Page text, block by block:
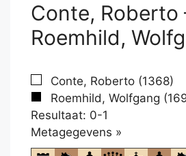
Conte, Roberto
Roemhild,
Conte, Roberto (1368)
Roemhild, Wolfgang
Resultaat: 0-1
Metagegevens »
om